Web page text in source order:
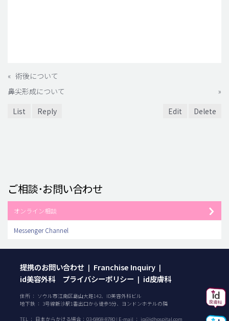
« 術後について
鼻尖形成について
»
List
Reply Edit Delete
ご相談･お問い合わせ
オンライン相談
Messenger Channel
提携のお問い合わせ | Franchise Inquiry |
id美容外科 プライバシーポリシー | id皮膚科
住所 ： ソウル市江南区島山大路142、ID美容外科ビル
地下鉄 ： 3号線新沙駅1番出口から徒歩5分、ヨンドンホテルの隣
TEL ： 日本からかける場合： 03-6868-8780 | E-mail ： jp@idhospital.com